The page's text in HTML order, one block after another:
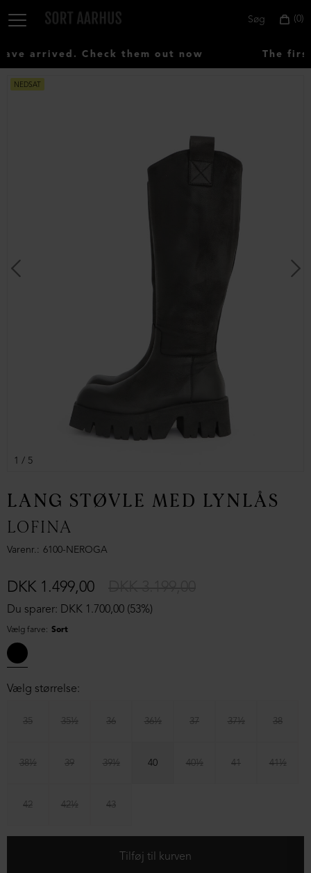
0
Søg
arrived. Check them out now The first
NEDSAT
1 / 5
LANG STØVLE MED LYNLÅS
LOFINA
Varenr. 6100-NEROGA
Du sparer: DKK 1.700,00 (53%)
DKK 1.499,00
Vælg farve: Sort
Vælg størrelse:
35 35½ 36 36½ 37 37½ 38
38½ 39 39½ 40 40½ 41 41½
42 42½ 43